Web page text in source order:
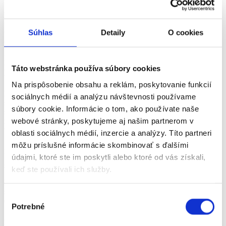
Súhlas Detaily O cookies
Táto webstránka používa súbory cookies
Na prispôsobenie obsahu a reklám, poskytovanie funkcií
sociálnych médií a analýzu návštevnosti používame
súbory cookie. Informácie o tom, ako používate naše
webové stránky, poskytujeme aj našim partnerom v
oblasti sociálnych médií, inzercie a analýzy. Títo partneri
môžu príslušné informácie skombinovať s ďalšími
údajmi, ktoré ste im poskytli alebo ktoré od vás získali,
keď ste používali ich služby.
súhlasu
Potrebné
Online eForm – Žiadosť o integrovaný posudok (slovensko.sk):
krajov/okresov) –
Prechodné prípady: Konania začaté do 31. 8. 2025 dokončí podľa
starých pravidiel
samospráva (obec/VÚC). Existujúce „rozhodnutia o odkázanosti“
zostávajú platné až do
vydania nového integrovaného posudku. ( Ministerstvo práce)
ÚPSVR vyhotoví integrovaný posudok (s návrhom sociálnej
služby)
Posudok obsahuje zdravotnú aj sociálnu časť a návrh vhodnej
Ministerstvo práce)